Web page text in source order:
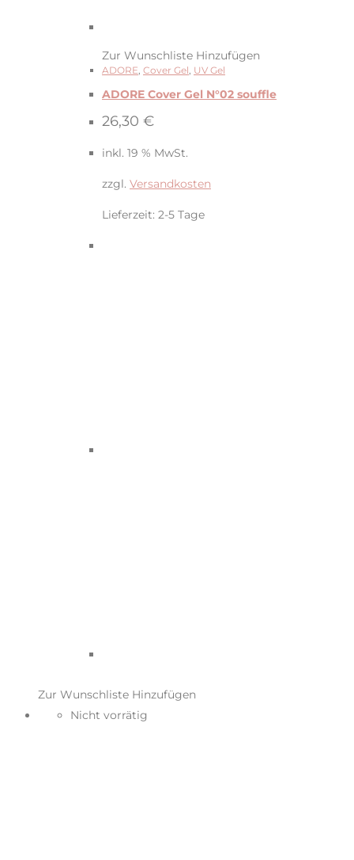
Zur Wunschliste Hinzufügen
ADORE, Cover Gel, UV Gel
ADORE Cover Gel N°02 souffle
26,30 €
inkl. 19 % MwSt.
zzgl. Versandkosten
Lieferzeit: 2-5 Tage
Zur Wunschliste Hinzufügen
Nicht vorrätig